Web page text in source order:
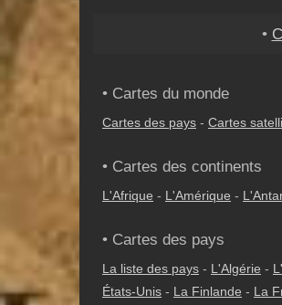
•
• Cartes du monde
Cartes des pays - Cartes
• Cartes des continents
L'Afrique - L'Amérique -
• Cartes des pays
La liste des pays - L'Algérie -
États-Unis - La Finlande - La